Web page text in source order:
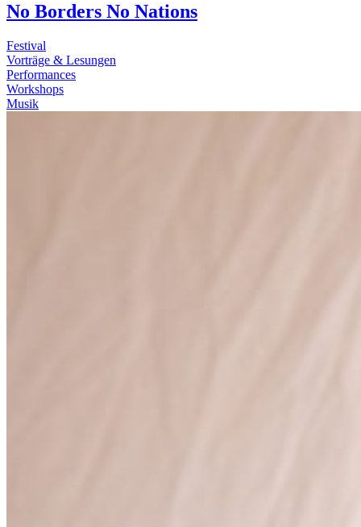
No Borders No Nations
Festival
Vorträge & Lesungen
Performances
Workshops
Musik